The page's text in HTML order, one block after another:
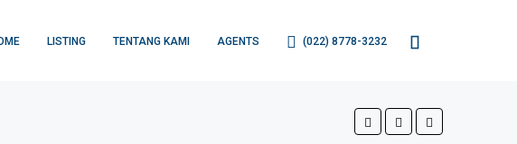
LISTING TENTANG KAMI AGENTS (022) 8778-3232